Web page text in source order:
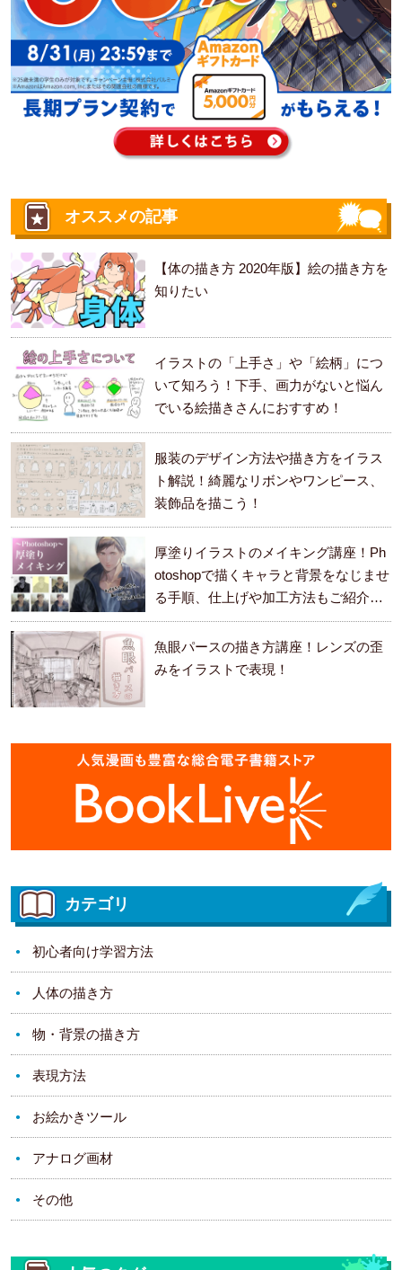
オススメの記事
【体の描き方 2020年版】絵の描き方を
知りたい
イラストの「上手さ」や「絵柄」につ
いて知ろう！下手、画力がないと悩ん
でいる絵描きさんにおすすめ！
服装のデザイン方法や描き方をイラス
ト解説！綺麗なリボンやワンピース、
装飾品を描こう！
厚塗りイラストのメイキング講座！Ph
otoshopで描くキャラと背景をなじませ
る手順、仕上げや加工方法もご紹介し
ます。
魚眼パースの描き方講座！レンズの歪
みをイラストで表現！
カテゴリ
初心者向け学習方法
人体の描き方
物・背景の描き方
表現方法
お絵かきツール
アナログ画材
その他